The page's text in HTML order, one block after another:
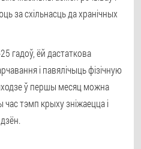
за схільнасць да хранічных
гадоў, ёй дастаткова
і павялічыць фізічную
ў першы месяц можна
час тэмп крыху зніжаецца і